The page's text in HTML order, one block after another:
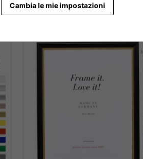
Cambia le mie impostazioni